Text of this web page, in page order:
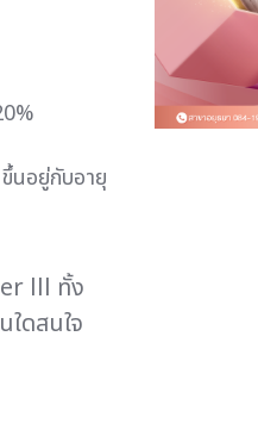
นอยู่กับอายุ
lll ทั้ง
ใดสนใจ